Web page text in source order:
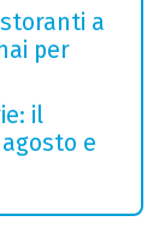
a
per
il
e